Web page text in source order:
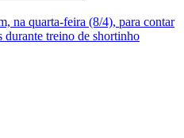
na quarta-feira (8/4), para contar
durante treino de shortinho